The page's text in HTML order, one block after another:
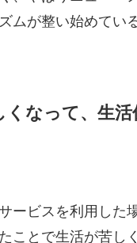
ムが整い始めてい
くなって、生
ービスを利用し
ことで生活が苦し